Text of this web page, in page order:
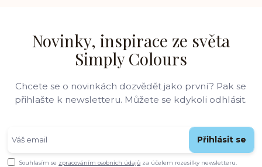
Novinky, inspirace ze světa
Simply Colours
Chcete se o novinkách dozvědět jako první? Pak se
přihlašte k newsletteru. Můžete se kdykoli odhlásit.
Přihlásit se
Souhlasím se zpracováním osobních údajů za účelem rozesílky newsletteru.